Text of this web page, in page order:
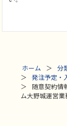
ホーム
分
発注予定・
随意契約情
ム大野城運営業